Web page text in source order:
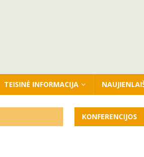
TEISINĖ INFORMACIJA
KONFERENCIJOS